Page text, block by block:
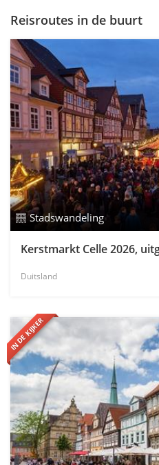
Reisroutes in de buurt
Stadswandeling
Kerstmarkt Celle 2026,
Duitsland
IN DE KIJKER